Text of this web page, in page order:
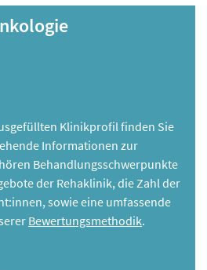
Klinikprofil finden Sie
Informationen zur
Behandlungsschwerpunkte
der Rehaklinik, die Zahl der
sowie eine umfassende
Bewertungsmethodik.